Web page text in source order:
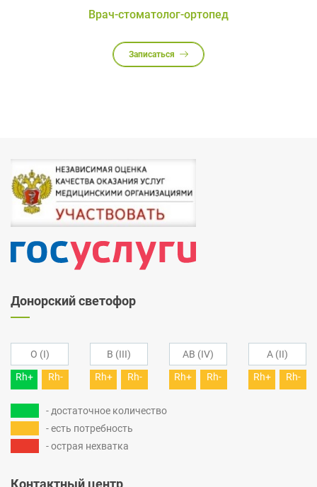
Врач-стоматолог-ортопед
Записаться
Донорский светофор
O (I)
Rh+
Rh-
B (III)
Rh+
Rh-
AB (IV)
Rh+
Rh-
A (II)
Rh+
Rh-
- достаточное количество
- есть потребность
- острая нехватка